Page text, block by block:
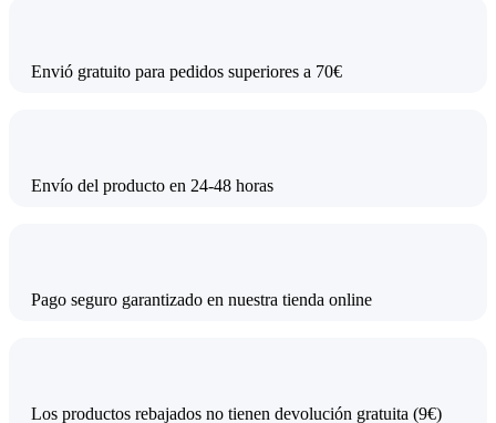
Envió gratuito para pedidos superiores a 70€
Envío del producto en 24-48 horas
Pago seguro garantizado en nuestra tienda online
Los productos rebajados no tienen devolución gratuita (9€)